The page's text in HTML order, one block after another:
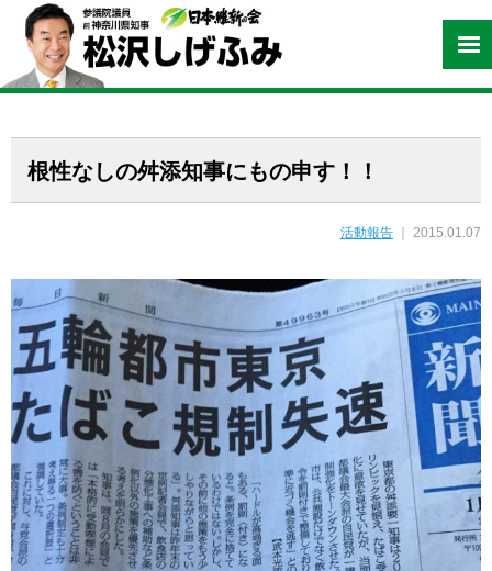
根性なしの舛添知事にもの申す！！
活動報告 ｜ 2015.01.07